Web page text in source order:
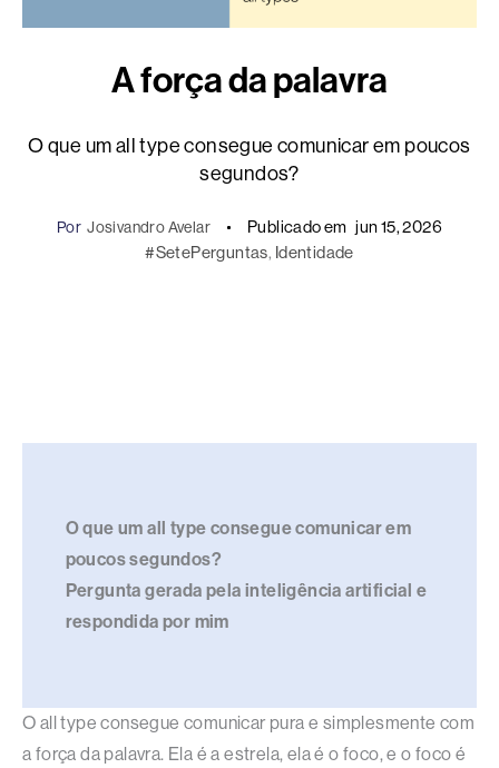
A força da palavra
O que um all type consegue comunicar em poucos
segundos?
Por Josivandro Avelar Publicado em jun 15, 2026
#SetePerguntas, Identidade
O que um all type consegue comunicar em
poucos segundos?
Pergunta gerada pela inteligência artificial e
respondida por mim
O all type consegue comunicar pura e simplesmente com
a força da palavra. Ela é a estrela, ela é o foco, e o foco é